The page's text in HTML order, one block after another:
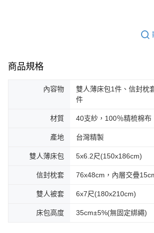
商品規格
內容物
雙人薄床包1件、信封枕
件
材質 40支紗，100％精梳棉布
產地 台灣精製
雙人薄床包 5x6.2尺(150x186cm)
信封枕套 76x48cm，內層交疊
雙人被套 6x7尺(180x210cm)
床包高度 35cm±5%(無固定綁繩)